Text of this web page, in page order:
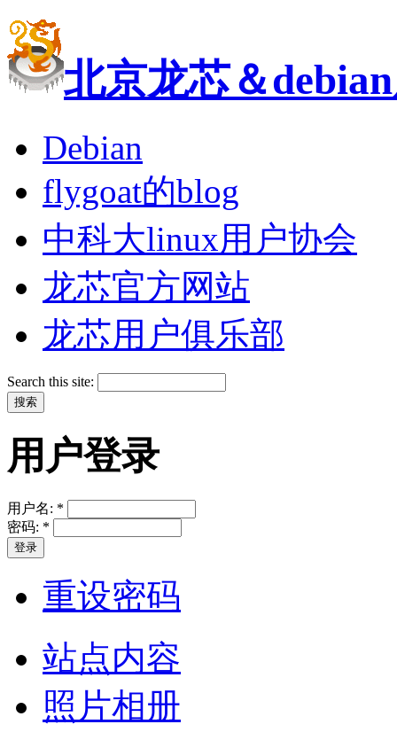
北京龙芯＆
Debian
flygoat的blog
中科大linux用户协会
龙芯官方网站
龙芯用户俱乐部
Search this site:
用户登录
用户名: *
密码: *
重设密码
站点内容
照片相册